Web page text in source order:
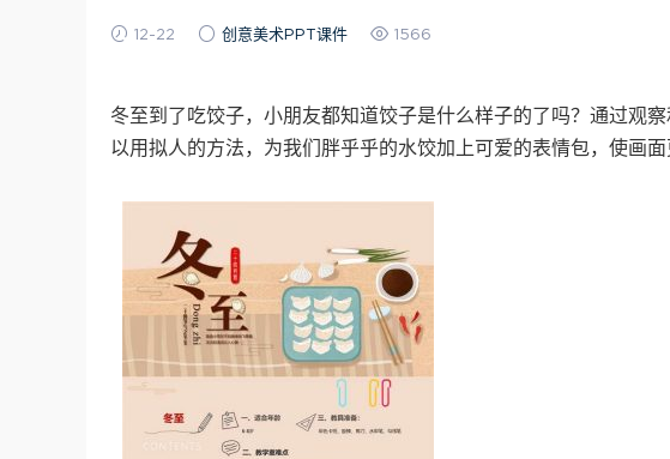
12-22 创意美术PPT课件 1566
冬至到了吃饺子，小朋友都知道饺子是什么样子的了吗？通过观
以用拟人的方法，为我们胖乎乎的水饺加上可爱的表情包，使画面